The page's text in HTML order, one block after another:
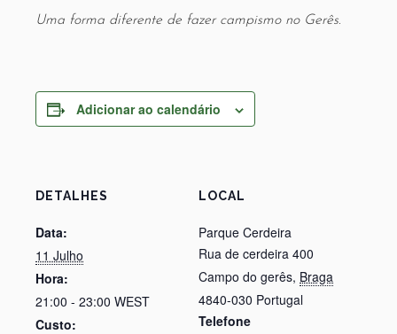
Uma forma diferente de fazer campismo no Gerês.
Adicionar ao calendário
DETALHES
Data:
11 Julho
Hora:
21:00 - 23:00 WEST
Custo:
LOCAL
Parque Cerdeira
Rua de cerdeira 400
Campo do gerês, Braga
4840-030 Portugal
Telefone